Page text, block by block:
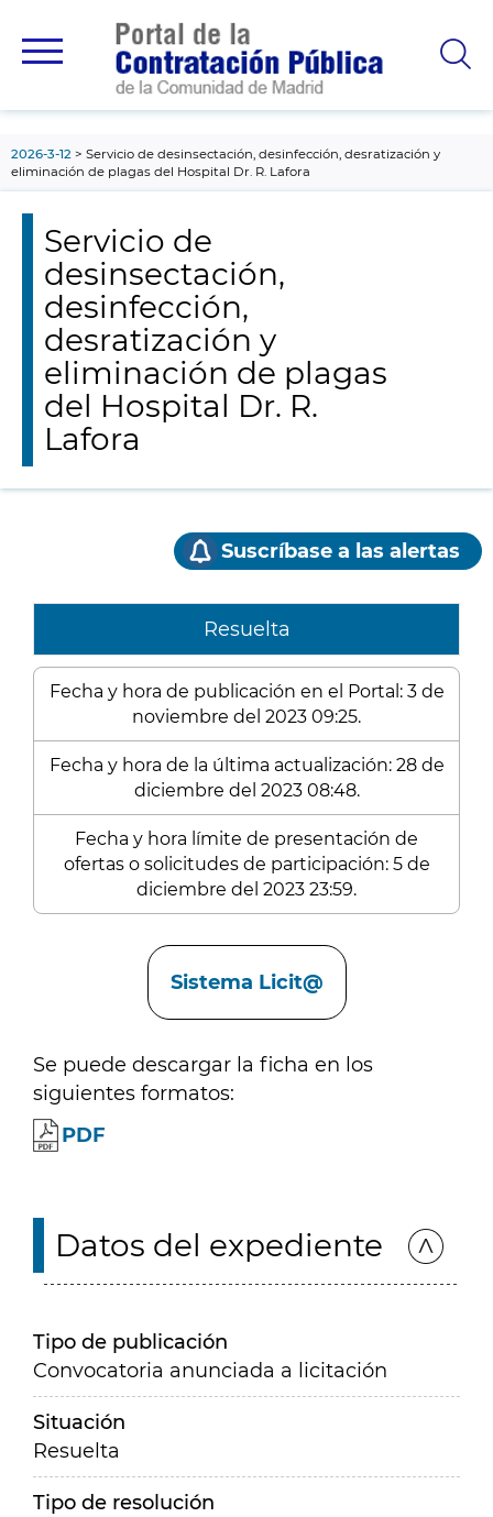
principal
2026-3-12
Servicio de desinsectación, desinfección, desratización y
eliminación de plagas del Hospital Dr. R. Lafora
Servicio de
desinsectación,
desinfección,
desratización y
eliminación de plagas
del Hospital Dr. R.
Lafora
Suscríbase a las alertas
Resuelta
Fecha y hora de publicación en el Portal: 3 de
noviembre del 2023 09:25.
Fecha y hora de la última actualización: 28 de
diciembre del 2023 08:48.
Fecha y hora límite de presentación de
ofertas o solicitudes de participación: 5 de
diciembre del 2023 23:59.
Sistema Licit@
Se puede descargar la ficha en los
siguientes formatos:
PDF
Datos del expediente
Tipo de publicación
Convocatoria anunciada a licitación
Situación
Resuelta
Tipo de resolución